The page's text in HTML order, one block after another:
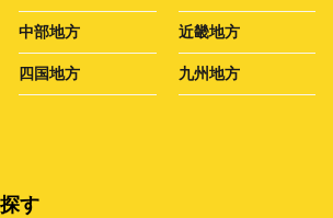
中部地方 近畿地方
四国地方 九州地方
す